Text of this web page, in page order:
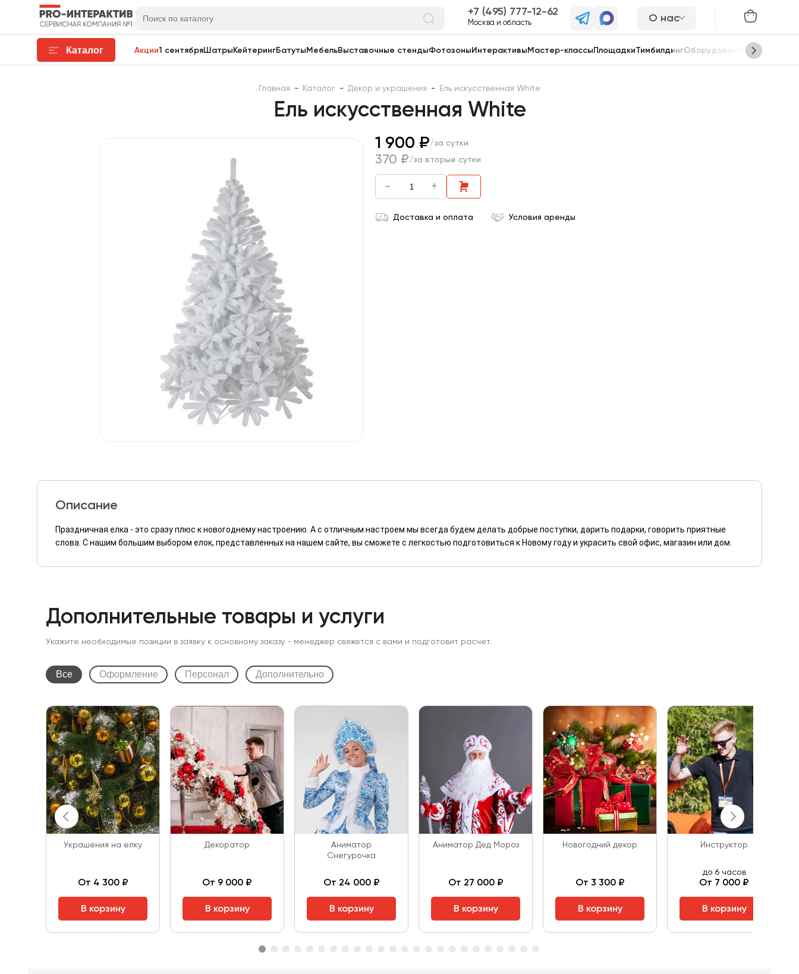
7 (495) 777-12-62
Москва и область О нас
Каталог Акции1 сентябряШатры КейтерингБатуты МебельВыставочные стендыФотозоны Интерактивы Мастер-классы ПлощадкиТимбилдингОборудование Сцены
Главная - Каталог - Декор и украшения - Ель искусственная White
Ель искусственная White
1 900 ₽/за сутки
370 ₽/за вторые сутки
- +
Доставка и оплата Условия аренды
Описание
Праздничная елка - это сразу плюс к новогоднему настроению. А с отличным настроем мы всегда будем делать добрые поступки, дарить подарки, говорить приятные
слова. С нашим большим выбором елок, представленных на нашем сайте, вы сможете с легкостью подготовиться к Новому году и украсить свой офис, магазин или дом.
Дополнительные товары и услуги
Укажите необходимые позиции в заявку к основному заказу - менеджер свяжется с вами и подготовит расчет.
Все Оформление Персонал Дополнительно
Украшения на елку
От 4 300 ₽
В корзину
Декоратор
От 9 000 ₽
В корзину
Аниматор
Снегурочка
От 24 000 ₽
В корзину
Аниматор Дед Мороз
От 27 000 ₽
В корзину
Новогодний декор
От 3 300 ₽
В корзину
Инструктор
до 6 часов
От 7 000 ₽
В корзину